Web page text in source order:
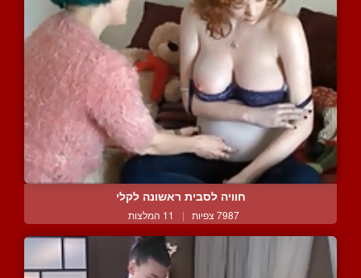
חוויה לסבית ראשונה לקלי
7987 צפיות | 11 המלצות